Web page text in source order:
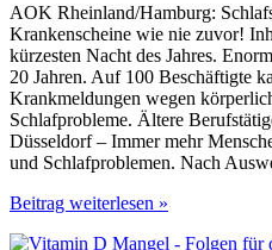
AOK Rheinland/Hamburg:
Krankenscheine wie nie zuvor!
kürzesten Nacht des Jahres.
20 Jahren. Auf 100 Beschäftigte
Krankmeldungen wegen
Schlafprobleme. Ältere
Düsseldorf – Immer mehr
und Schlafproblemen. Nach
Schlafstörungen
Beitrag weiterlesen »